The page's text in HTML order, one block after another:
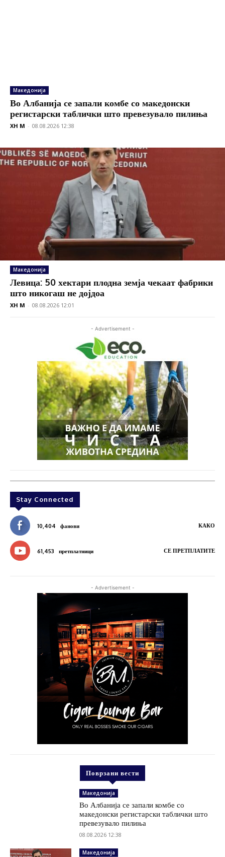
Македонија
Во Албанија се запали комбе со македонски
регистарски таблички што превезувало пилиња
XH M - 08.08.2026 12:38
Македонија
Левица: 50 хектари плодна земја чекаат фабрики
што никогаш не дојдоа
XH M - 08.08.2026 12:01
- Advertisement -
Stay Connected
10,404 фанови КАКО
61,453 претплатници СЕ ПРЕТПЛАТИТЕ
- Advertisement -
Поврзани вести
Македонија
Во Албанија се запали комбе со
македонски регистарски таблички што
превезувало пилиња
08.08.2026 12:38
Македонија